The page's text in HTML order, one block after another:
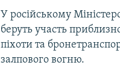
У російському
беруть участь
піхоти та
залпового вогню.